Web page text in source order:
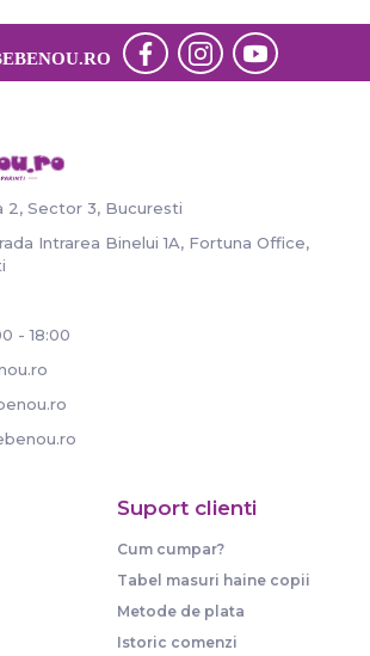
2, Sector 3, Bucuresti
Intrarea Binelui 1A, Fortuna Office,
- 18:00
Suport clienti
Cum cumpar?
Tabel masuri haine copii
Metode de plata
Istoric comenzi